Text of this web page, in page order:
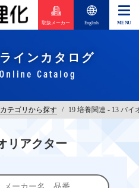
取扱メーカー English
インカタログ
テゴリから探す / 19 培養関連 - 13 バイ
リアクター